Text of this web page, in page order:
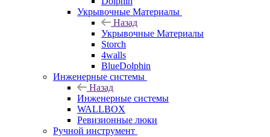
Укрывочные Материалы
Назад
Укрывочные Материалы
Storch
4walls
BlueDolphin
Инженерные системы
Назад
Инженерные системы
WALLBOX
Ревизионные люки
Ручной инструмент